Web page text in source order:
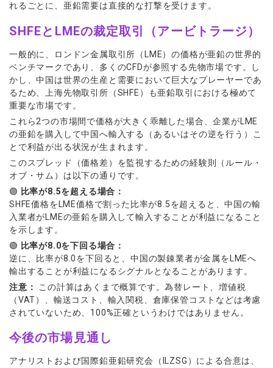
れるごとに、亜鉛需要は直接的な打撃を受けます。
SHFEとLMEの裁定取引（アービトラージ）
一般的に、ロンドン金属取引所（LME）の価格が亜鉛の世界的
ベンチマークであり、多くのCFDが参照する先物市場です。し
かし、中国は世界の生産と需要において巨大なプレーヤーであ
るため、上海先物取引所（SHFE）も亜鉛取引における極めて
重要な市場です。
これら2つの市場間で価格が大きく乖離した場合、企業がLME
の亜鉛を購入して中国へ輸入する（あるいはその逆を行う）こ
とで利益が出る状況が生まれます。
このスプレッド（価格差）を監視するための経験則（ルール・
オブ・サム）は以下の通りです。
🟣 比率が8.5を超える場合：
SHFE価格をLME価格で割った比率が8.5を超えると、中国の輸
入業者がLMEの亜鉛を購入して輸入することが利益になること
を示します。
🟣 比率が8.0を下回る場合：
逆に、比率が8.0を下回ると、中国の製錬業者が金属をLMEへ
輸出することが利益になるシグナルとなることがあります。
注意：
この計算はあくまで概算です。為替レート、増値税
（VAT）、輸送コスト、輸入関税、倉庫保管コストなどは考慮
されていないため、100%正確というわけではありません。
今後の市場見通し
アナリストおよび国際鉛亜鉛研究会（ILZSG）による合意は、